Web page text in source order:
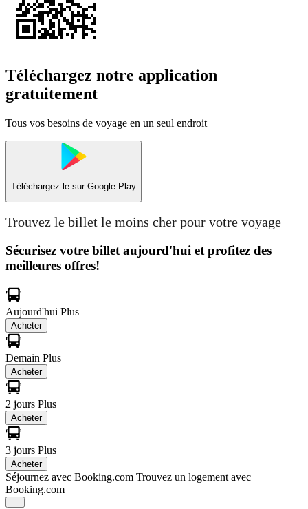
Téléchargez notre application
gratuitement
Tous vos besoins de voyage en un seul endroit
Téléchargez-le sur Google Play
Trouvez le billet le moins cher pour votre voyage
Sécurisez votre billet aujourd'hui et profitez des
meilleures offres!
Aujourd'hui Plus
Acheter
Demain Plus
Acheter
2 jours Plus
Acheter
3 jours Plus
Acheter
Séjournez avec Booking.com Trouvez un logement avec
Booking.com